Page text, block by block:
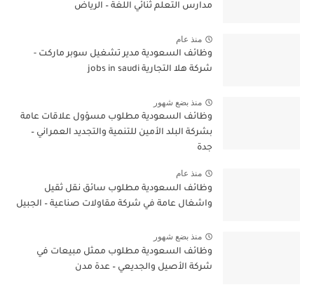
مدارس التعلم ثنائي اللغة – الرياض
منذ عام
وظائف السعودية مدير تشغيل سوبر ماركت -
شركة هلا التجارية jobs in saudi
منذ بضع شهور
وظائف السعودية مطلوب مسؤول علاقات عامة
بشركة البلد الأمين للتنمية والتجديد العمراني –
جدة
منذ عام
وظائف السعودية مطلوب سائق نقل ثقيل
واشغال عامة في شركة مقاولات صناعية – الجبيل
منذ بضع شهور
وظائف السعودية مطلوب ممثل مبيعات في
شركة الأصيل والجديعي – عدة مدن